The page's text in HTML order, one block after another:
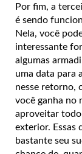
Por fim, a
é sendo
Nela, você
interessante
algumas
uma data para
nesse retorno,
você ganha no
aproveitar
exterior. Essas
bastante seu